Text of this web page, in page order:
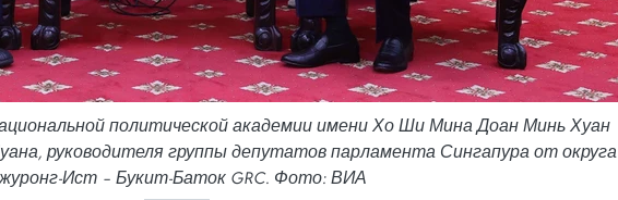
политической академии имени Хо Ши Мина Доан Минь Хуан
руководителя группы депутатов парламента Сингапура от округа
Ист – Букит-Баток GRC. Фото: ВИА